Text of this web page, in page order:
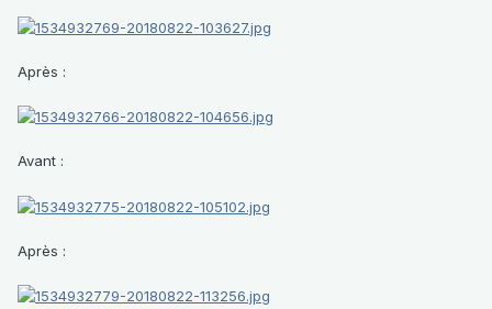
Après :
Avant :
Après :